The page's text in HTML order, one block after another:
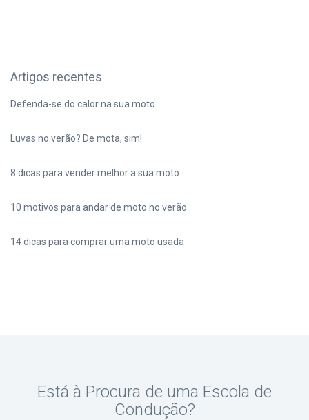
Artigos recentes
Defenda-se do calor na sua moto
Luvas no verão? De mota, sim!
8 dicas para vender melhor a sua moto
10 motivos para andar de moto no verão
14 dicas para comprar uma moto usada
Está à Procura de uma Escola de
Condução?